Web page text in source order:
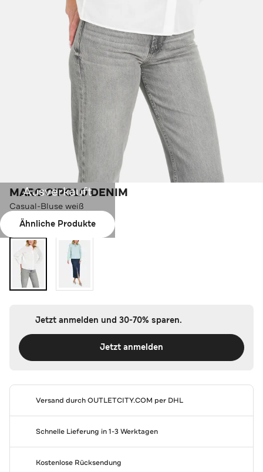
Ausverkauft
Ähnliche Produkte
MARC O'POLO DENIM
Casual-Bluse weiß
Farbe:weiß
Jetzt anmelden und 30-70% sparen.
Jetzt anmelden
Versand durchOUTLETCITY.COM per DHL
Schnelle Lieferung in 1-3 Werktagen
Kostenlose Rücksendung